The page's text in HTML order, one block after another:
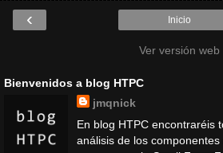
‹ Inicio
Ver versión web
Bienvenidos a blog HTPC
jmqnick
En blog HTPC encontraréis
análisis de los